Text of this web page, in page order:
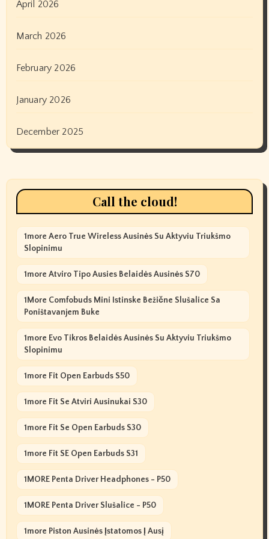
April 2026
March 2026
February 2026
January 2026
December 2025
Call the cloud!
1more Aero True Wireless Ausinės Su Aktyviu Triukšmo
Slopinimu
1more Atviro Tipo Ausies Belaidės Ausinės S70
1More Comfobuds Mini Istinske Bežične Slušalice Sa
Poništavanjem Buke
1more Evo Tikros Belaidės Ausinės Su Aktyviu Triukšmo
Slopinimu
1more Fit Open Earbuds S50
1more Fit Se Atviri Ausinukai S30
1more Fit Se Open Earbuds S30
1more Fit SE Open Earbuds S31
1MORE Penta Driver Headphones - P50
1MORE Penta Driver Slušalice - P50
1more Piston Ausinės Įstatomos Į Ausį